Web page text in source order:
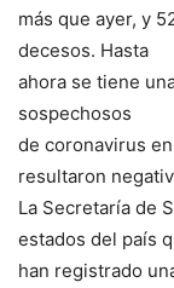
más que ayer, y
decesos. Hasta
ahora se tiene
sospechosos
de coronavirus
resultaron
La Secretaría de
estados del país
han registrado